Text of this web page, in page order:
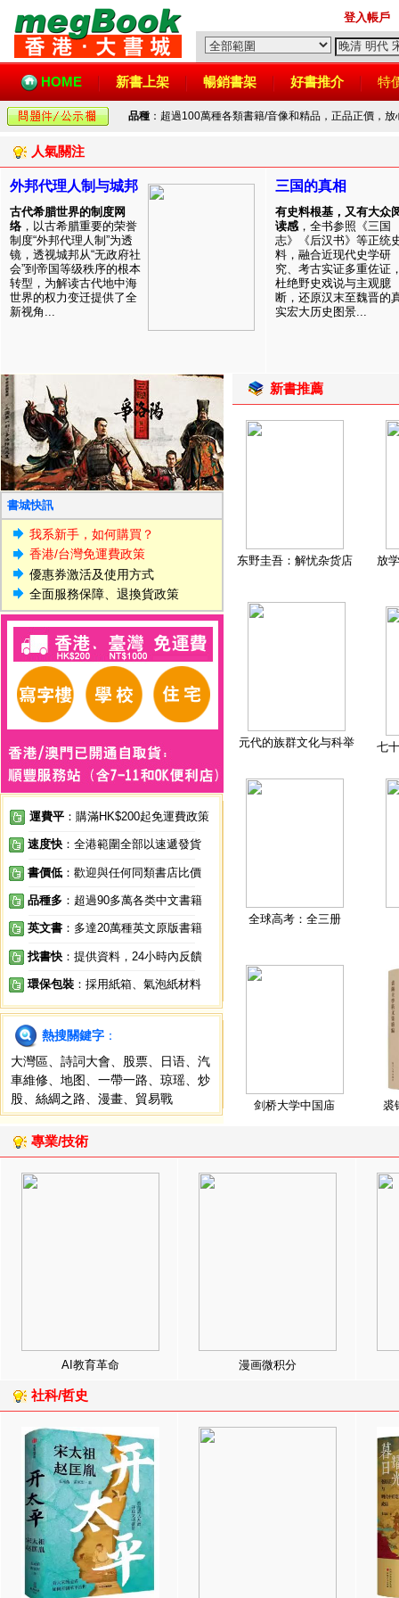
登入帳戶
HOME 新書上架 暢銷書架 好書推介 特
品種 ：超過100萬種各類書籍/音像和精品，正品正價，
人氣關注
外邦代理人制与城邦
古代希腊世界的制度网
络 ，以古希腊重要的荣誉
制度“外邦代理人制”为透
镜，透视城邦从“无政府社
会”到帝国等级秩序的根本
转型，为解读古代地中海
世界的权力变迁提供了全
新视角...
三国的真相
有史料根基，又有大众
读感 ，全书参照《三国
志》《后汉书》等正统
料，融合近现代史学研
究、考古实证多重佐证
杜绝野史戏说与主观臆
断，还原汉末至魏晋的
实宏大历史图景...
書城快訊
我系新手，如何購買？
香港/台灣免運費政策
優惠券激活及使用方式
全面服務保障、退換貨政策
運費平 ：購滿HK$200起免運費政策
速度快 ：全港範圍全部以速遞發貨
書價低 ：歡迎與任何同類書店比價
品種多 ：超過90多萬各类中文書籍
英文書 ：多達20萬種英文原版書籍
找書快 ：提供資料，24小時內反饋
環保包裝 ：採用紙箱、氣泡紙材料
熱搜關鍵字 ：
大灣區
詩詞大會 股票 日语
汽
車維修
地图 一帶一路 琼瑶
炒
股
絲綢之路 漫畫 貿易戰
新書推薦
东野圭吾：解忧杂货店 放
元代的族群文化与科举 七
全球高考：全三册
剑桥大学中国庙 裘
專業/技術
AI教育革命 漫画微积分
社科/哲史